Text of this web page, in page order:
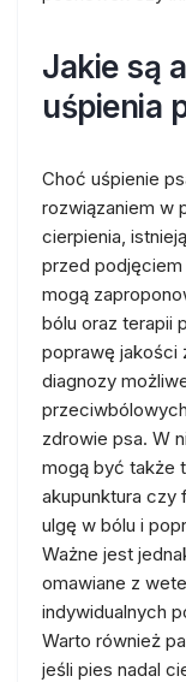
Jakie są
uśpienia
Choć uśpienie
rozwiązaniem w
cierpienia,
przed
mogą
bólu oraz terapii
poprawę jakości
diagnozy
zdrowie psa. W
mogą być także
akupunktura czy
ulgę w bólu i
Ważne jest
omawiane z
indywidualnych
Warto również
jeśli pies nadal